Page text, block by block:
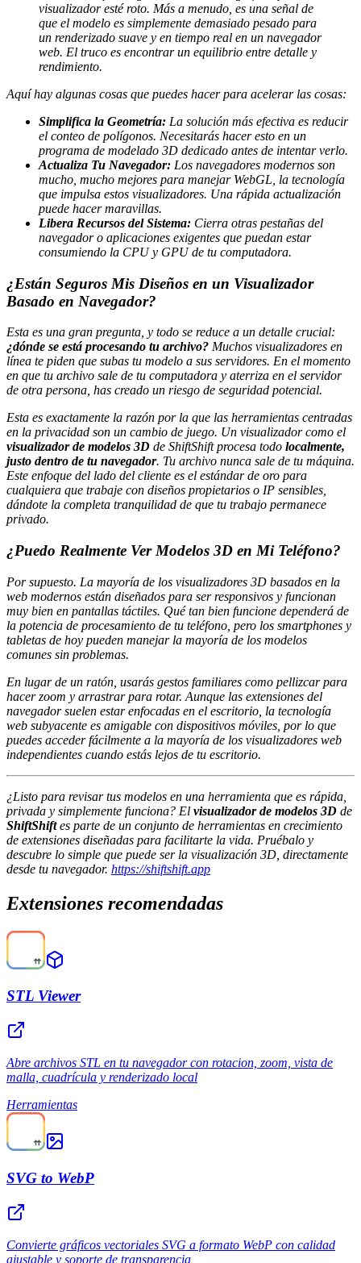
visualizador esté roto. Más a menudo, es una señal de
que el modelo es simplemente demasiado pesado para
un renderizado suave y en tiempo real en un navegador
web. El truco es encontrar un equilibrio entre detalle y
rendimiento.
Aquí hay algunas cosas que puedes hacer para acelerar las cosas:
Simplifica la Geometría: La solución más efectiva es reducir
el conteo de polígonos. Necesitarás hacer esto en un
programa de modelado 3D dedicado antes de intentar verlo.
Actualiza Tu Navegador: Los navegadores modernos son
mucho, mucho mejores para manejar WebGL, la tecnología
que impulsa estos visualizadores. Una rápida actualización
puede hacer maravillas.
Libera Recursos del Sistema: Cierra otras pestañas del
navegador o aplicaciones exigentes que puedan estar
consumiendo la CPU y GPU de tu computadora.
¿Están Seguros Mis Diseños en un Visualizador
Basado en Navegador?
Esta es una gran pregunta, y todo se reduce a un detalle crucial:
¿dónde se está procesando tu archivo? Muchos visualizadores en
línea te piden que subas tu modelo a sus servidores. En el momento
en que tu archivo sale de tu computadora y aterriza en el servidor
de otra persona, has creado un riesgo de seguridad potencial.
Esta es exactamente la razón por la que las herramientas centradas
en la privacidad son un cambio de juego. Un visualizador como el
visualizador de modelos 3D de ShiftShift procesa todo localmente,
justo dentro de tu navegador. Tu archivo nunca sale de tu máquina.
Este enfoque del lado del cliente es el estándar de oro para
cualquiera que trabaje con diseños propietarios o IP sensibles,
dándote la completa tranquilidad de que tu trabajo permanece
privado.
¿Puedo Realmente Ver Modelos 3D en Mi Teléfono?
Por supuesto. La mayoría de los visualizadores 3D basados en la
web modernos están diseñados para ser responsivos y funcionan
muy bien en pantallas táctiles. Qué tan bien funcione dependerá de
la potencia de procesamiento de tu teléfono, pero los smartphones y
tabletas de hoy pueden manejar la mayoría de los modelos
comunes sin problemas.
En lugar de un ratón, usarás gestos familiares como pellizcar para
hacer zoom y arrastrar para rotar. Aunque las extensiones del
navegador suelen estar enfocadas en el escritorio, la tecnología
web subyacente es amigable con dispositivos móviles, por lo que
puedes acceder fácilmente a la mayoría de los visualizadores web
independientes cuando estás lejos de tu escritorio.
¿Listo para revisar tus modelos en una herramienta que es rápida,
privada y simplemente funciona? El visualizador de modelos 3D de
ShiftShiftes parte de un conjunto de herramientas en crecimiento
de extensiones diseñadas para facilitarte la vida. Pruébalo y
descubre lo simple que puede ser la visualización 3D, directamente
desde tu navegador. https://shiftshift.app
Extensiones recomendadas
STL Viewer
Abre archivos STL en tu navegador con rotacion, zoom, vista de
malla, cuadrícula y renderizado local
Herramientas
SVG to WebP
Convierte gráficos vectoriales SVG a formato WebP con calidad
ajustable y soporte de transparencia